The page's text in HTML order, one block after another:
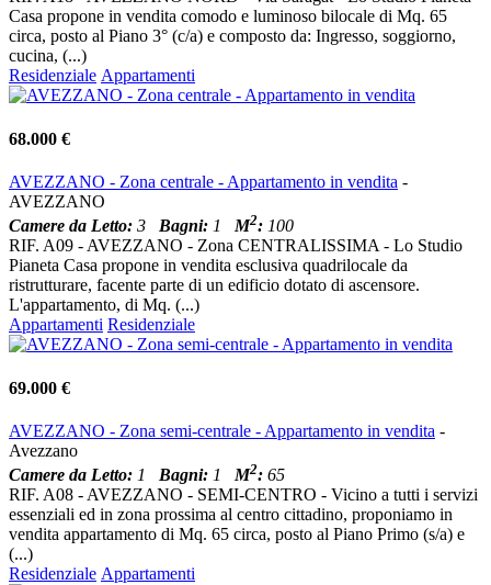
Casa propone in vendita comodo e luminoso bilocale di Mq. 65
circa, posto al Piano 3° (c/a) e composto da: Ingresso, soggiorno,
cucina, (...)
Residenziale Appartamenti
68.000 €
AVEZZANO - Zona centrale - Appartamento in vendita -
AVEZZANO
Camere da Letto: 3 Bagni: 1 M2: 100
RIF. A09 - AVEZZANO - Zona CENTRALISSIMA - Lo Studio
Pianeta Casa propone in vendita esclusiva quadrilocale da
ristrutturare, facente parte di un edificio dotato di ascensore.
L'appartamento, di Mq. (...)
Appartamenti Residenziale
69.000 €
AVEZZANO - Zona semi-centrale - Appartamento in vendita -
Avezzano
Camere da Letto: 1 Bagni: 1 M2: 65
RIF. A08 - AVEZZANO - SEMI-CENTRO - Vicino a tutti i servizi
essenziali ed in zona prossima al centro cittadino, proponiamo in
vendita appartamento di Mq. 65 circa, posto al Piano Primo (s/a) e
(...)
Residenziale Appartamenti